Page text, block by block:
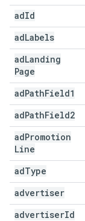
adId
adLabels
adLanding
Page
adPathField1
adPathField2
adPromotion
Line
adType
advertiser
advertiserId